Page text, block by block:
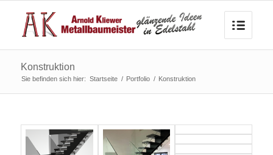
Konstruktion
Sie befinden sich hier: Startseite / Portfolio / Konstruktion